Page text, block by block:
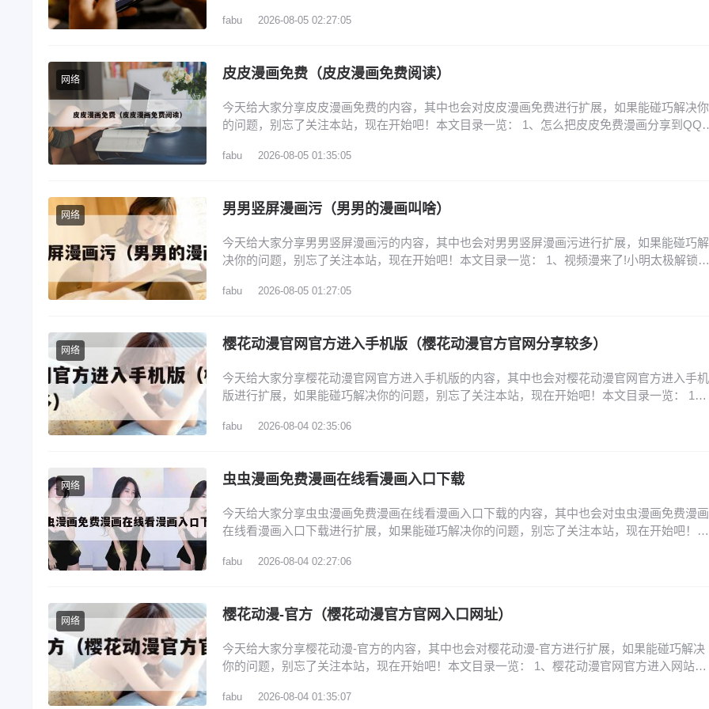
樱花动漫官网进入口在哪里? 4、樱花动漫下载的,樱花动漫下载:免费观看最新番剧 5、樱花动
fabu 2026-08-05 02:27:05
网络 皮皮漫画免费（皮皮漫画免费阅读）
今天给大家分享皮皮漫画免费的内容，其中也会对皮皮漫画免费进行扩展，如果能碰巧解决你
的问题，别忘了关注本站，现在开始吧！本文目录一览： 1、怎么把皮皮免费漫画分享到QQ
注册账号 5、在哪里能修改皮皮免费漫画密码? 怎么把皮皮免费漫画分享到QQ好友? 1、将皮
fabu 2026-08-05 01:35:05
网络 男男竖屏漫画污（男男的漫画叫啥）
今天给大家分享男男竖屏漫画污的内容，其中也会对男男竖屏漫画污进行扩展，如果能碰巧解
决你的问题，别忘了关注本站，现在开始吧！本文目录一览： 1、视频漫来了!小明太极解锁漫
漫画APP如何开启竖屏模式漫画向右翻页 视频漫来了!小明太极解锁漫画新玩法 小明太极通过
fabu 2026-08-05 01:27:05
网络 樱花动漫官网官方进入手机版（樱花动漫官方官网分享较多）
今天给大家分享樱花动漫官网官方进入手机版的内容，其中也会对樱花动漫官网官方进入手机
版进行扩展，如果能碰巧解决你的问题，别忘了关注本站，现在开始吧！本文目录一览： 1、
官网地址是什么?(不超过50字... 3、樱花动漫官方正版入口在哪找 4、樱花动漫官网是什么啊,
fabu 2026-08-04 02:35:06
网络 虫虫漫画免费漫画在线看漫画入口下载
今天给大家分享虫虫漫画免费漫画在线看漫画入口下载的内容，其中也会对虫虫漫画免费漫画
在线看漫画入口下载进行扩展，如果能碰巧解决你的问题，别忘了关注本站，现在开始吧！本
口直达_虫虫漫画官网首页进入 3、虫虫漫画网页版登录链接分享_虫虫漫画官网入口安全直达
fabu 2026-08-04 02:27:06
网络 樱花动漫-官方（樱花动漫官方官网入口网址）
今天给大家分享樱花动漫-官方的内容，其中也会对樱花动漫-官方进行扩展，如果能碰巧解决
你的问题，别忘了关注本站，现在开始吧！本文目录一览： 1、樱花动漫官网官方进入网站登
官方官网网址,樱花动漫官网网址是什么? 樱花动漫官网官方进入网站登录,登录樱花动漫官网,
fabu 2026-08-04 01:35:07